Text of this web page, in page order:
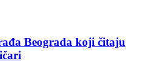
Beograda koji čitaju